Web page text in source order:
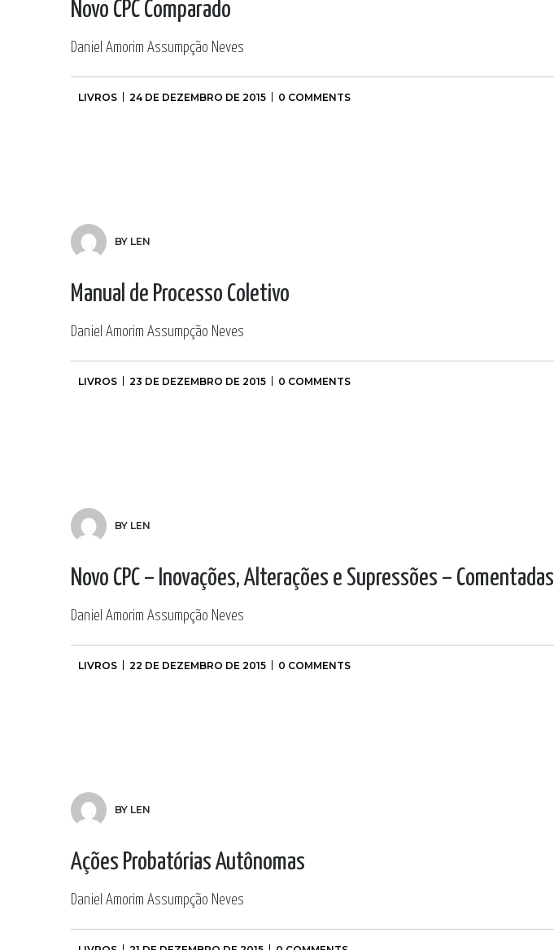
Novo CPC Comparado
Daniel Amorim Assumpção Neves
LIVROS 24 DE DEZEMBRO DE 2015 0 COMMENTS
BY LEN
Manual de Processo Coletivo
Daniel Amorim Assumpção Neves
LIVROS 23 DE DEZEMBRO DE 2015 0 COMMENTS
BY LEN
Novo CPC – Inovações, Alterações e Supressões – Comentadas
Daniel Amorim Assumpção Neves
LIVROS 22 DE DEZEMBRO DE 2015 0 COMMENTS
BY LEN
Ações Probatórias Autônomas
Daniel Amorim Assumpção Neves